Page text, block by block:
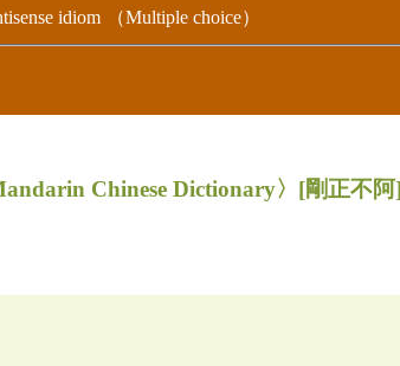
idiom （Multiple choice）
Chinese Dictionary〉 [剛正不